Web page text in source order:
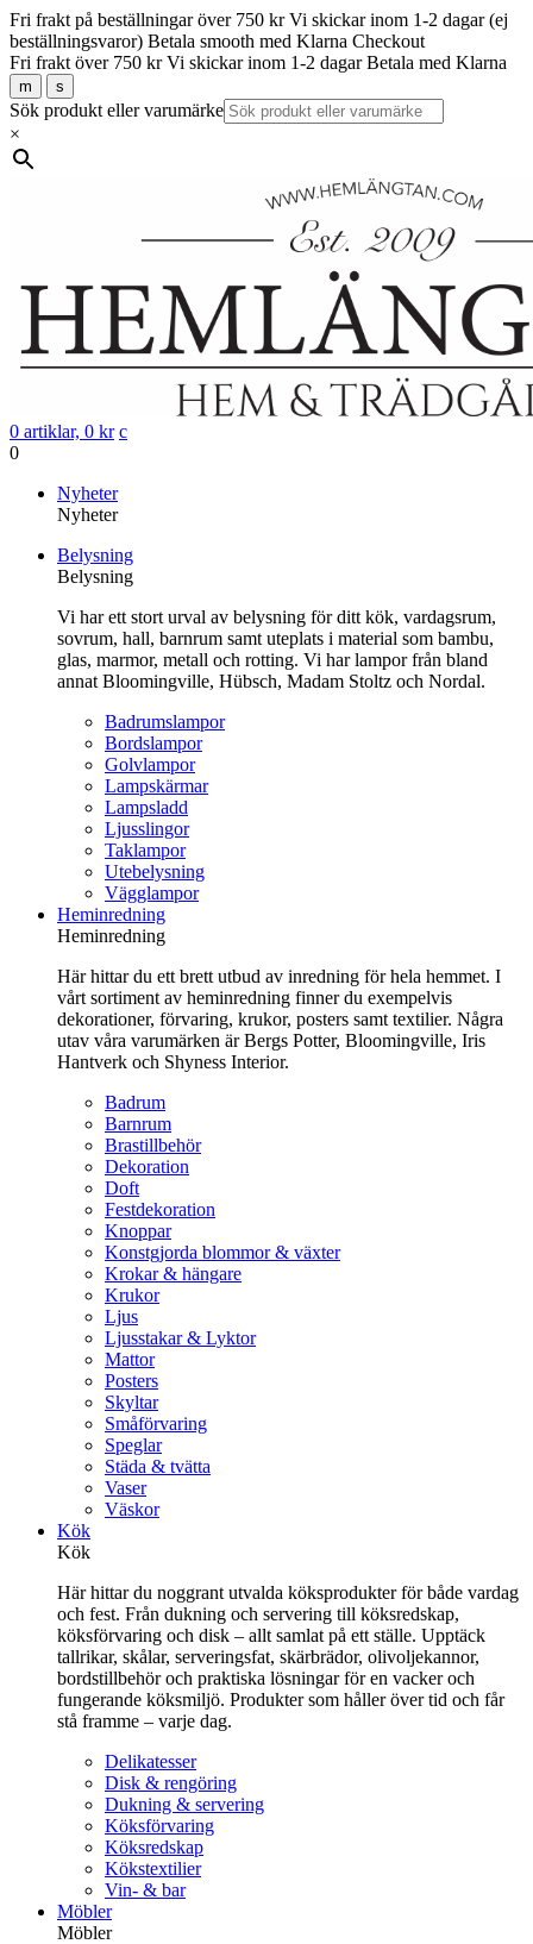
Fri frakt på beställningar över 750 kr Vi skickar inom 1-2 dagar (ej
beställningsvaror) Betala smooth med Klarna Checkout
Fri frakt över 750 kr Vi skickar inom 1-2 dagar Betala med Klarna
m s
Sök produkt eller varumärke
×
0 artiklar, 0 kr c
0
innehåll
Nyheter
Nyheter
Belysning
Belysning
Vi har ett stort urval av belysning för ditt kök, vardagsrum,
sovrum, hall, barnrum samt uteplats i material som bambu,
glas, marmor, metall och rotting. Vi har lampor från bland
annat Bloomingville, Hübsch, Madam Stoltz och Nordal.
Badrumslampor
Bordslampor
Golvlampor
Lampskärmar
Lampsladd
Ljusslingor
Taklampor
Utebelysning
Vägglampor
Heminredning
Heminredning
Här hittar du ett brett utbud av inredning för hela hemmet. I
vårt sortiment av heminredning finner du exempelvis
dekorationer, förvaring, krukor, posters samt textilier. Några
utav våra varumärken är Bergs Potter, Bloomingville, Iris
Hantverk och Shyness Interior.
Badrum
Barnrum
Brastillbehör
Dekoration
Doft
Festdekoration
Knoppar
Konstgjorda blommor & växter
Krokar & hängare
Krukor
Ljus
Ljusstakar & Lyktor
Mattor
Posters
Skyltar
Småförvaring
Speglar
Städa & tvätta
Vaser
Väskor
Kök
Kök
Här hittar du noggrant utvalda köksprodukter för både vardag
och fest. Från dukning och servering till köksredskap,
köksförvaring och disk – allt samlat på ett ställe. Upptäck
tallrikar, skålar, serveringsfat, skärbrädor, olivoljekannor,
bordstillbehör och praktiska lösningar för en vacker och
fungerande köksmiljö. Produkter som håller över tid och får
stå framme – varje dag.
Delikatesser
Disk & rengöring
Dukning & servering
Köksförvaring
Köksredskap
Kökstextilier
Vin- & bar
Möbler
Möbler